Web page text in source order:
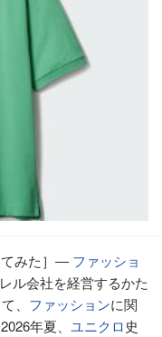
てみた］― ファッショ
ル会社を経営するかた
、 ファッションに関
年夏、 ユニクロ史